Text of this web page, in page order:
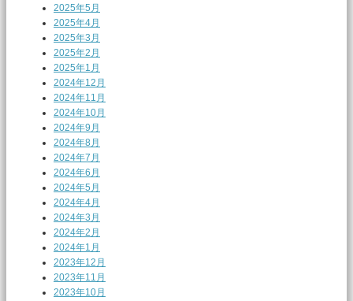
2025年5月
2025年4月
2025年3月
2025年2月
2025年1月
2024年12月
2024年11月
2024年10月
2024年9月
2024年8月
2024年7月
2024年6月
2024年5月
2024年4月
2024年3月
2024年2月
2024年1月
2023年12月
2023年11月
2023年10月